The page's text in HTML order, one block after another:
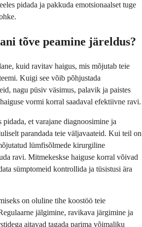
pidada ja pakkuda emotsionaalset tuge
tõve peamine järeldus?
kuid ravitav haigus, mis mõjutab teie
Kuigi see võib põhjustada
nagu püsiv väsimus, palavik ja paistes
vormi korral saadaval efektiivne ravi.
et varajane diagnoosimine ja
parandada teie väljavaateid. Kui teil on
lümfisõlmede kirurgiline
ravi. Mitmekeskse haiguse korral võivad
sümptomeid kontrollida ja tüsistusi ära
on oluline tihe koostöö teie
jälgimine, ravikava järgimine ja
aitavad tagada parima võimaliku